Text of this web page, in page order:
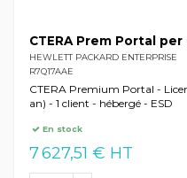
CTERA Prem Portal per
HEWLETT PACKARD ENTERPRISE
R7Q17AAE
CTERA Premium Portal -
an) - 1 client - hébergé - ESD
En stock
7 627,51 € HT